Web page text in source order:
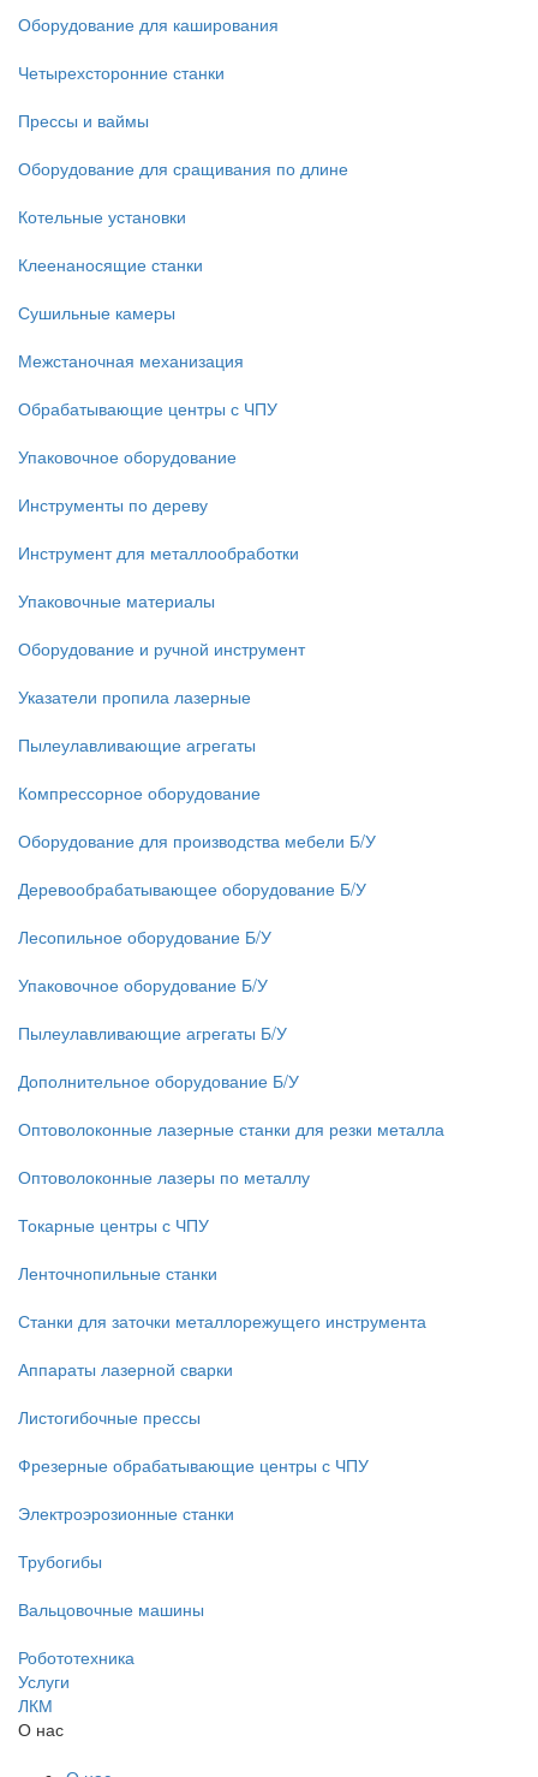
Оборудование для каширования
Четырехсторонние станки
Прессы и ваймы
Оборудование для сращивания по длине
Котельные установки
Клеенаносящие станки
Сушильные камеры
Межстаночная механизация
Обрабатывающие центры с ЧПУ
Упаковочное оборудование
Инструменты по дереву
Инструмент для металлообработки
Упаковочные материалы
Оборудование и ручной инструмент
Указатели пропила лазерные
Пылеулавливающие агрегаты
Компрессорное оборудование
Оборудование для производства мебели Б/У
Деревообрабатывающее оборудование Б/У
Лесопильное оборудование Б/У
Упаковочное оборудование Б/У
Пылеулавливающие агрегаты Б/У
Дополнительное оборудование Б/У
Оптоволоконные лазерные станки для резки металла
Оптоволоконные лазеры по металлу
Токарные центры с ЧПУ
Ленточнопильные станки
Станки для заточки металлорежущего инструмента
Аппараты лазерной сварки
Листогибочные прессы
Фрезерные обрабатывающие центры с ЧПУ
Электроэрозионные станки
Трубогибы
Вальцовочные машины
Робототехника
Услуги
ЛКМ
О нас